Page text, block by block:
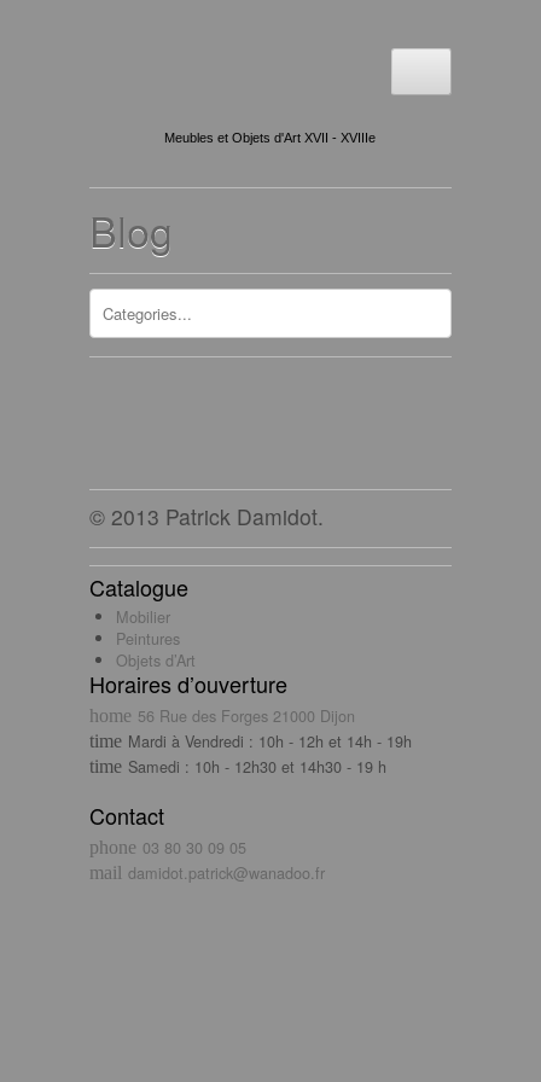
Meubles et Objets d'Art XVII - XVIIIe
Blog
© 2013 Patrick Damidot.
Catalogue
Mobilier
Peintures
Objets d’Art
Horaires d’ouverture
56 Rue des Forges 21000 Dijon
Mardi à Vendredi : 10h - 12h et 14h - 19h
Samedi : 10h - 12h30 et 14h30 - 19 h
Contact
03 80 30 09 05
damidot.patrick@wanadoo.fr